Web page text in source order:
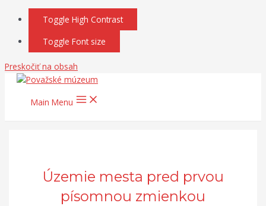
Toggle High Contrast
Toggle Font size
Preskočiť na obsah
Main Menu
Územie mesta pred prvou
písomnou zmienkou